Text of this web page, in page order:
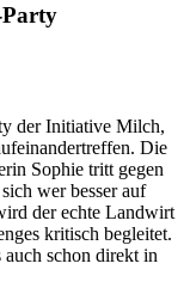
der Initiative Milch,
Die
Sophie tritt gegen
wer besser auf
der echte Landwirt
kritisch begleitet.
schon direkt in